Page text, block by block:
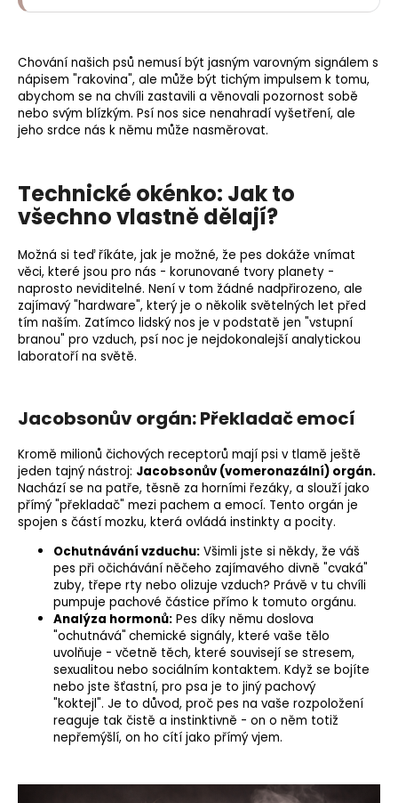
Chování našich psů nemusí být jasným varovným signálem s
nápisem "rakovina", ale může být tichým impulsem k tomu,
abychom se na chvíli zastavili a věnovali pozornost sobě
nebo svým blízkým. Psí nos sice nenahradí vyšetření, ale
jeho srdce nás k němu může nasměrovat.
Technické okénko: Jak to
všechno vlastně dělají?
Možná si teď říkáte, jak je možné, že pes dokáže vnímat
věci, které jsou pro nás - korunované tvory planety -
naprosto neviditelné. Není v tom žádné nadpřirozeno, ale
zajímavý "hardware", který je o několik světelných let před
tím naším. Zatímco lidský nos je v podstatě jen "vstupní
branou" pro vzduch, psí noc je nejdokonalejší analytickou
laboratoří na světě.
Jacobsonův orgán: Překladač emocí
Kromě milionů čichových receptorů mají psi v tlamě ještě
jeden tajný nástroj: Jacobsonův (vomeronazální) orgán.
Nachází se na patře, těsně za horními řezáky, a slouží jako
přímý "překladač" mezi pachem a emocí. Tento orgán je
spojen s částí mozku, která ovládá instinkty a pocity.
Ochutnávání vzduchu: Všimli jste si někdy, že váš
pes při očichávání něčeho zajímavého divně "cvaká"
zuby, třepe rty nebo olizuje vzduch? Právě v tu chvíli
pumpuje pachové částice přímo k tomuto orgánu.
Analýza hormonů: Pes díky němu doslova
"ochutnává" chemické signály, které vaše tělo
uvolňuje - včetně těch, které souvisejí se stresem,
sexualitou nebo sociálním kontaktem. Když se bojíte
nebo jste šťastní, pro psa je to jiný pachový
"koktejl". Je to důvod, proč pes na vaše rozpoložení
reaguje tak čistě a instinktivně - on o něm totiž
nepřemýšlí, on ho cítí jako přímý vjem.